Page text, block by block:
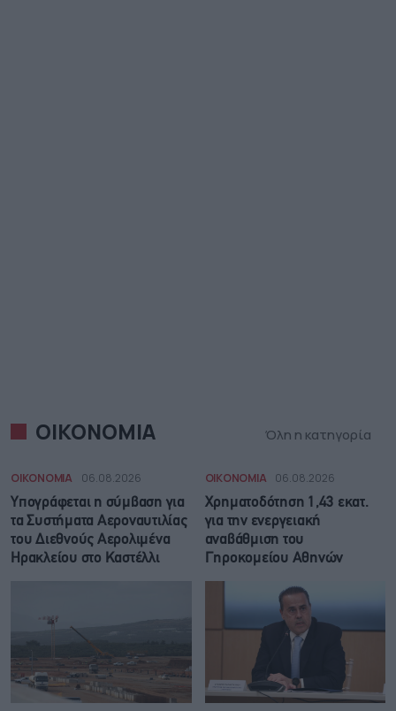
ΟΙΚΟΝΟΜΙΑ Όλη η κατηγορία
ΟΙΚΟΝΟΜΙΑ 06.08.2026
Υπογράφεται η σύμβαση για
τα Συστήματα Αεροναυτιλίας
του Διεθνούς Αερολιμένα
Ηρακλείου στο Καστέλλι
ΟΙΚΟΝΟΜΙΑ 06.08.2026
Χρηματοδότηση 1,43 εκατ.
για την ενεργειακή
αναβάθμιση του
Γηροκομείου Αθηνών